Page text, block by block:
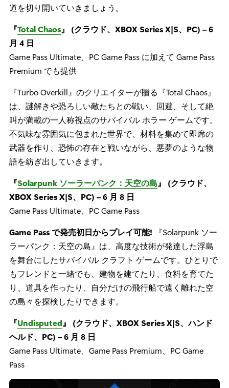
道を切り開いていきましょう。
『Total Chaos』 (クラウド、XBOX Series X|S、PC) – 6
月 4 日
Game Pass Ultimate、PC Game Pass に加えて Game Pass
Premium でも提供
『Turbo Overkill』のクリエイターが贈る『Total Chaos』
は、謎解きや恐ろしい敵たちとの戦い、回避、そして絶
叫が満載の一人称視点のサバイバル ホラー ゲームです。
不気味な雰囲気に包まれた世界で、材料を集めて即席の
武器を作り、恐怖の存在と戦いながら、悪夢のような物
語を紡ぎ出していきます。
『Solarpunk ソーラーパンク：天空の島』 (クラウド、
XBOX Series X|S、PC) – 6 月 8 日
Game Pass Ultimate、PC Game Pass
Game Pass で発売初日からプレイ可能!
『Solarpunk ソー
ラーパンク：天空の島』は、高度な技術が発達した浮島
を舞台にしたサバイバル クラフト ゲームです。ひとりで
もフレンドと一緒でも、建物を建てたり、食料を育てた
り、道具を作ったり、自分だけの飛行船で遠く離れた空
の島々を探検したりできます。
『Undisputed』 (クラウド、XBOX Series X|S、ハンド
ヘルド、PC) – 6 月 8 日
Game Pass Ultimate、Game Pass Premium、PC Game
Pass